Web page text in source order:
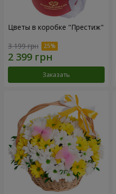
Цветы в коробке "Престиж"
3 199 грн
Заказать